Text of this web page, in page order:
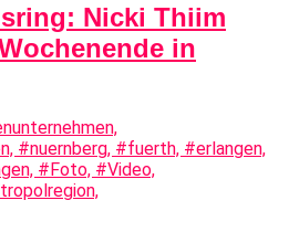
Nicki Thiim
in